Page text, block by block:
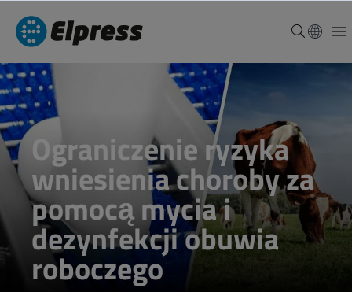
Ograniczenie ryzyka
wniesienia choroby za
pomocą mycia i
dezynfekcji obuwia
roboczego